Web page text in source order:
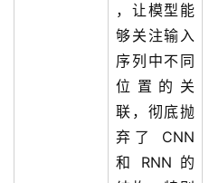
，让模型能
够关注输入
序列中不同
位置的关
联，彻底抛
弃了 CNN
和 RNN 的